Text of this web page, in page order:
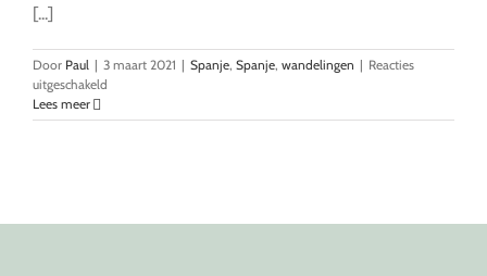
[...]
Door Paul | 3 maart 2021 | Spanje, Spanje, wandelingen | Reacties
uitgeschakeld
de
Lees meer